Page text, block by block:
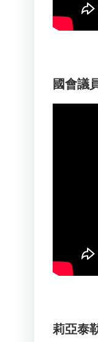
國會議
莉亞泰